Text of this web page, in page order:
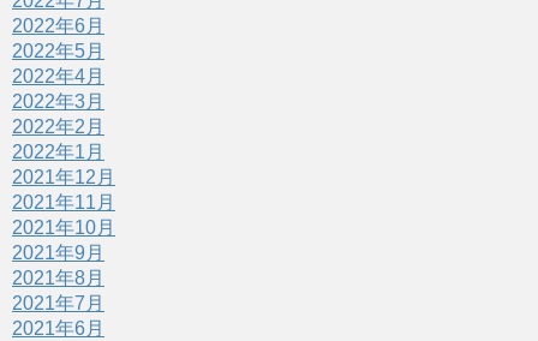
2022年6月
2022年5月
2022年4月
2022年3月
2022年2月
2022年1月
2021年12月
2021年11月
2021年10月
2021年9月
2021年8月
2021年7月
2021年6月